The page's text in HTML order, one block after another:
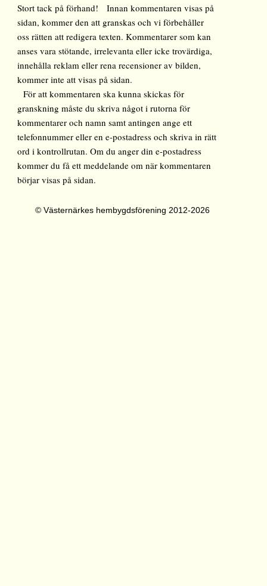
Stort tack på förhand! Innan kommentaren visas på
sidan, kommer den att granskas och vi förbehåller
oss rätten att redigera texten. Kommentarer som kan
anses vara stötande, irrelevanta eller icke trovärdiga,
innehålla reklam eller rena recensioner av bilden,
kommer inte att visas på sidan.
För att kommentaren ska kunna skickas för
granskning måste du skriva något i rutorna för
kommentarer och namn samt antingen ange ett
telefonnummer eller en e-postadress och skriva in rätt
ord i kontrollrutan. Om du anger din e-postadress
kommer du få ett meddelande om när kommentaren
börjar visas på sidan.
© Västernärkes hembygdsförening 2012-2026